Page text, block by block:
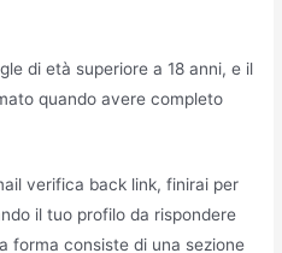
di età superiore a 18 anni, e il
quando avere completo
verifica back link, finirai per
il tuo profilo da rispondere
forma consiste di una sezione